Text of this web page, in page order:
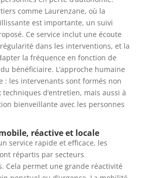
comme Laurenzane, où la
est importante, un suivi
Ce service inclut une écoute
dans les interventions, et la
la fréquence en fonction de
bénéficiaire. L’approche humaine
: les intervenants sont formés non
d’entretien, mais aussi à
bienveillante avec les personnes
réactive et locale
service rapide et efficace, les
répartis par secteurs
Cela permet une grande réactivité